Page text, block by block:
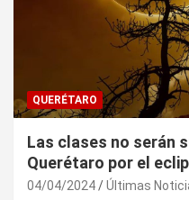
QUERÉTARO
Las clases no serán
Querétaro por el
04/04/2024 Últimas